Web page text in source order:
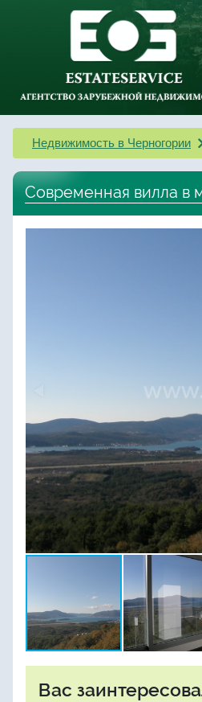
Недвижимость в Черногории
Современная вилла в
Вас